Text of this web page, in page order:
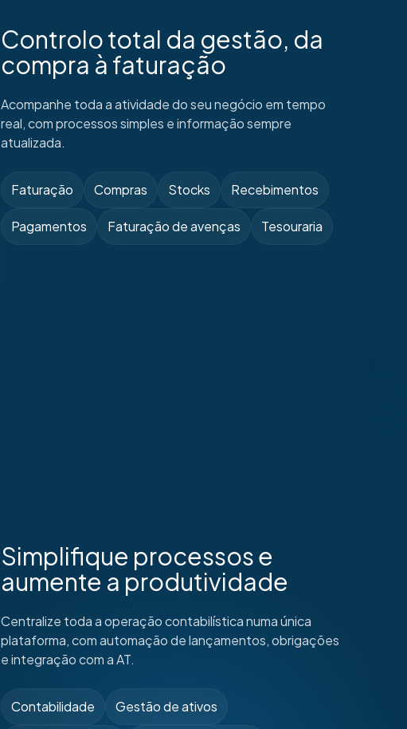
Controlo total da gestão, da
compra à faturação
Acompanhe toda a atividade do seu negócio em tempo
real, com processos simples e informação sempre
atualizada.
Faturação Compras Stocks Recebimentos
Pagamentos Faturação de avenças Tesouraria
Simplifique processos e
aumente a produtividade
Centralize toda a operação contabilística numa única
plataforma, com automação de lançamentos, obrigações
e integração com a AT.
Contabilidade Gestão de ativos